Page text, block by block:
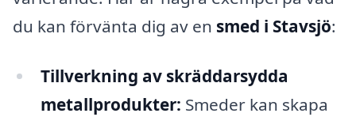
du kan förvänta dig av en smed i Stavsjö:
Tillverkning av skräddarsydda
metallprodukter: Smeder kan skapa